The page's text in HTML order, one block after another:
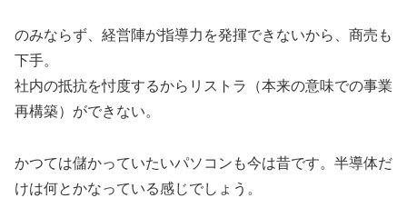
のみならず、経営陣が指導力を発揮できないから、商売も
下手。
社内の抵抗を忖度するからリストラ（本来の意味での事業
再構築）ができない。
かつては儲かっていたいパソコンも今は昔です。半導体だ
けは何とかなっている感じでしょう。